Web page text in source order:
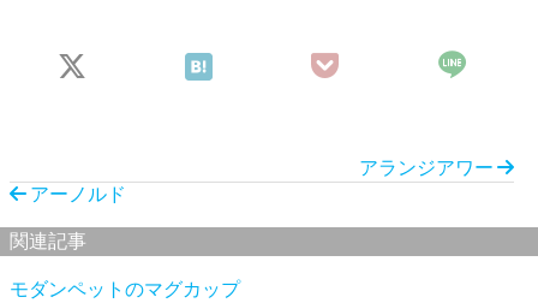
アランジアワー
アーノルド
関連記事
モダンペットのマグカップ